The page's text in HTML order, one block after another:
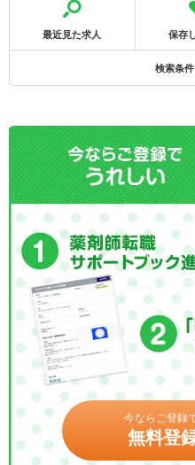
最近見た求人 保存
検索条
今ならご登録
無料登